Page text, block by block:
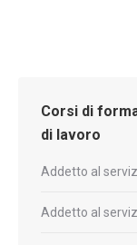
Corsi di
di lavoro
Addetto al
Addetto al